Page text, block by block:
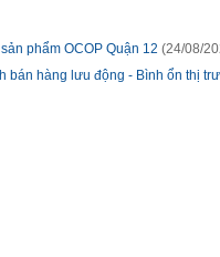
phẩm OCOP Quận 12 (24/08/
bán hàng lưu động - Bình ổn thị